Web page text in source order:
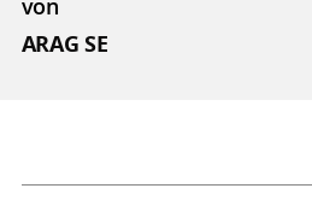
von
ARAG SE